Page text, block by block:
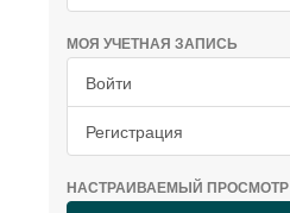
МОЯ УЧЕТНАЯ ЗАПИСЬ
Войти
Регистрация
НАСТРАИВАЕМЫЙ ПРОСМОТР